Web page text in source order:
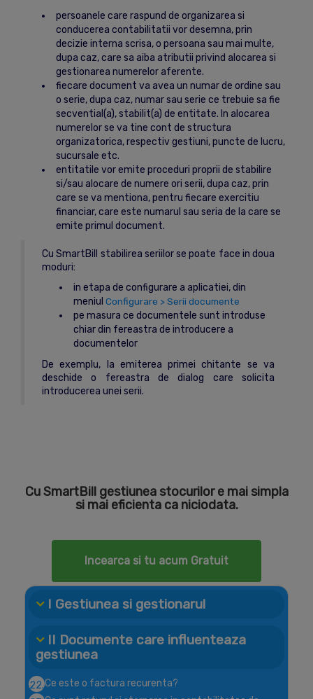
persoanele care raspund de organizarea si
conducerea contabilitatii vor desemna, prin
decizie interna scrisa, o persoana sau mai multe,
dupa caz, care sa aiba atributii privind alocarea si
gestionarea numerelor aferente.
fiecare document va avea un numar de ordine sau
o serie, dupa caz, numar sau serie ce trebuie sa fie
secvential(a), stabilit(a) de entitate. In alocarea
numerelor se va tine cont de structura
organizatorica, respectiv gestiuni, puncte de lucru,
sucursale etc.
entitatile vor emite proceduri proprii de stabilire
si/sau alocare de numere ori serii, dupa caz, prin
care se va mentiona, pentru fiecare exercitiu
financiar, care este numarul sau seria de la care se
emite primul document.
Cu SmartBill stabilirea seriilor se poate face in doua
moduri:
in etapa de configurare a aplicatiei, din
meniul Configurare > Serii documente
pe masura ce documentele sunt introduse
chiar din fereastra de introducere a
documentelor
De exemplu, la emiterea primei chitante se va
deschide o fereastra de dialog care solicita
introducerea unei serii.
Cu SmartBill gestiunea stocurilor e mai simpla
si mai eficienta ca niciodata.
Incearca si tu acum Gratuit
I Gestiunea si gestionarul
II Documente care influenteaza
gestiunea
22.Ce este o factura recurenta?